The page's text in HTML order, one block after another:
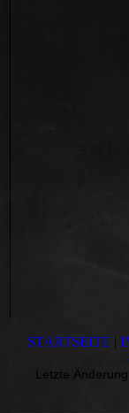
STARTSEITE |
Letzte